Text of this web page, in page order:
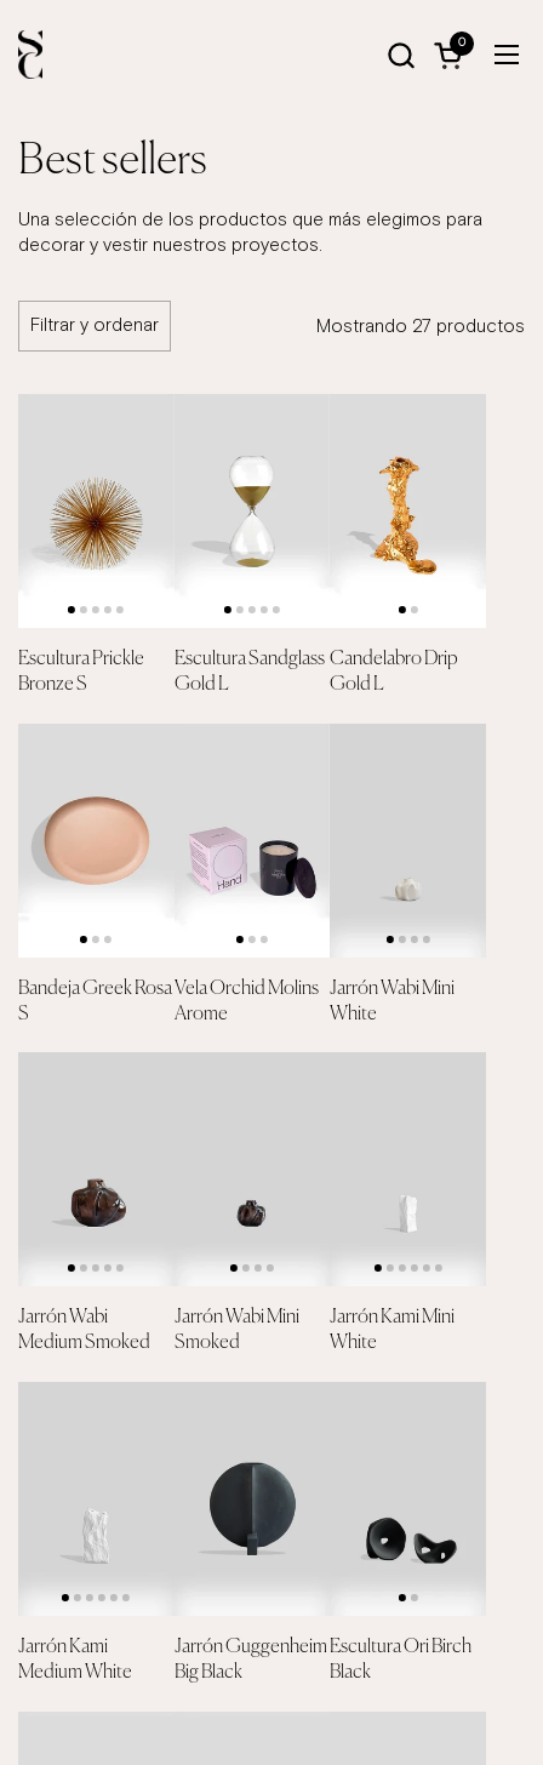
Abrir carrito
0
Best sellers
Una selección de los productos que más elegimos para
decorar y vestir nuestros proyectos.
Filtrar y ordenar Mostrando 27 productos
Escultura Prickle
Bronze S
Escultura Sandglass
Gold L
Candelabro Drip
Gold L
Bandeja Greek Rosa
S
Vela Orchid Molins
Arome
Jarrón Wabi Mini
White
Jarrón Wabi
Medium Smoked
Jarrón Wabi Mini
Smoked
Jarrón Kami Mini
White
Jarrón Kami
Medium White
Jarrón Guggenheim
Big Black
Escultura Ori Birch
Black